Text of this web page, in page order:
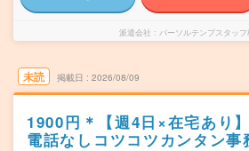
派遣会社 パーソルテンプスタッフ
未読 掲載日 2026/08/09
1900円＊【週4日×在宅あり
電話なしコツコツカンタン事